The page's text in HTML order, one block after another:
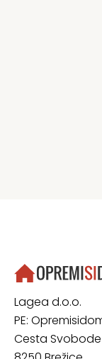
Lagea d.o.o.
PE:
Cesta Svobode